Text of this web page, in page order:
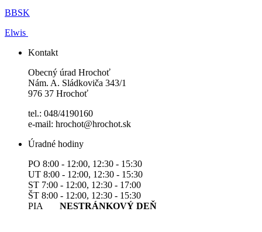
BBSK
Elwis
Kontakt
Obecný úrad Hrochoť
Nám. A. Sládkoviča 343/1
976 37 Hrochoť
tel.: 048/4190160
e-mail: hrochot@hrochot.sk
Úradné hodiny
PO 8:00 - 12:00, 12:30 - 15:30
UT 8:00 - 12:00, 12:30 - 15:30
ST 7:00 - 12:00, 12:30 - 17:00
ŠT 8:00 - 12:00, 12:30 - 15:30
PIA NESTRÁNKOVÝ DEŇ